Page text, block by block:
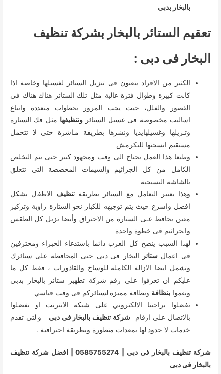
بالبخار بدبى
تعقيم الستائر بالبخار بشركة تنظيف
البخار فى دبى :
الكثير من الافراد يتعبون فى تنزيل الستائر لغسيلها وخاصة اذا
كانت كبيرة وطوال فترة عالية مثل تلك الستائر هناك هناك فى
القصور والفلل، حيث يجب المرور بخطوات متعددة واتباع
اساليب مخصوصة فى غسيل الستائر وتنظيفها مثل فك الستارة
وتنزيلها وغسيلهايديا ونشرها بطريقة مباشرة حتى لا تتحمل
مستقيم انسجتها للتكرمش
وطبعا هذا العمل يحتاج الى وقت ومجهود كبير حتى يتم التخلص
الكامل من كل الجراثيم والسيمات المخصصة التي تتعلق
بالشاشة النسيجية
وهذا يعتبر التعامل مع الستائر بطريقة تنظيف الاطفال بشكل
افضل واسرع حيث يتم توجيهه للكبار نحو الستارة زاوية وتركيز
معين يحافظ على الستارة من الاحتراق وأيضا تزيل كل الطقس
والجراثيم فى خطوة واحدة
لهذا السبب ينصح كل العرب دائما باستدعاء الخبراء ومحترفين
فى اعمال ستائر
البخار فى دبى حتى المحافظة على ستائرك
وتشمل ايضا الازالة الكاملة للوساخ والقاذورات ، فقط كل ما
عليكم ان تعرفوا على رقم شركة تطهير ستائر بالبخار بدبى
ونعموابنظافة ونظافة مميزة لستائركم فى وقت قياسي
تفضلوا براحتنا الالكتروني على شبكة الانترنت او تفضلوا
بالاتصال على ارقام شركة تنظيف بالبخار فى دبى والتى تقدم
خدمات لا حدود لها بمعدات متطورة وبطريقة احترافية .
شركة تنظيف بالبخار فى دبى | 0585755274 | افضل شركة تنظيف
بالبخار فى دبى